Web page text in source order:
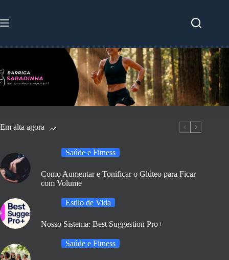
o
Em alta agora
Saúde e Fitness
Como Aumentar e Tonificar o Glúteo para Ficar
com Volume
Estilo de Vida
Nosso Sistema: Best Suggestion Pro+
Saúde e Fitness